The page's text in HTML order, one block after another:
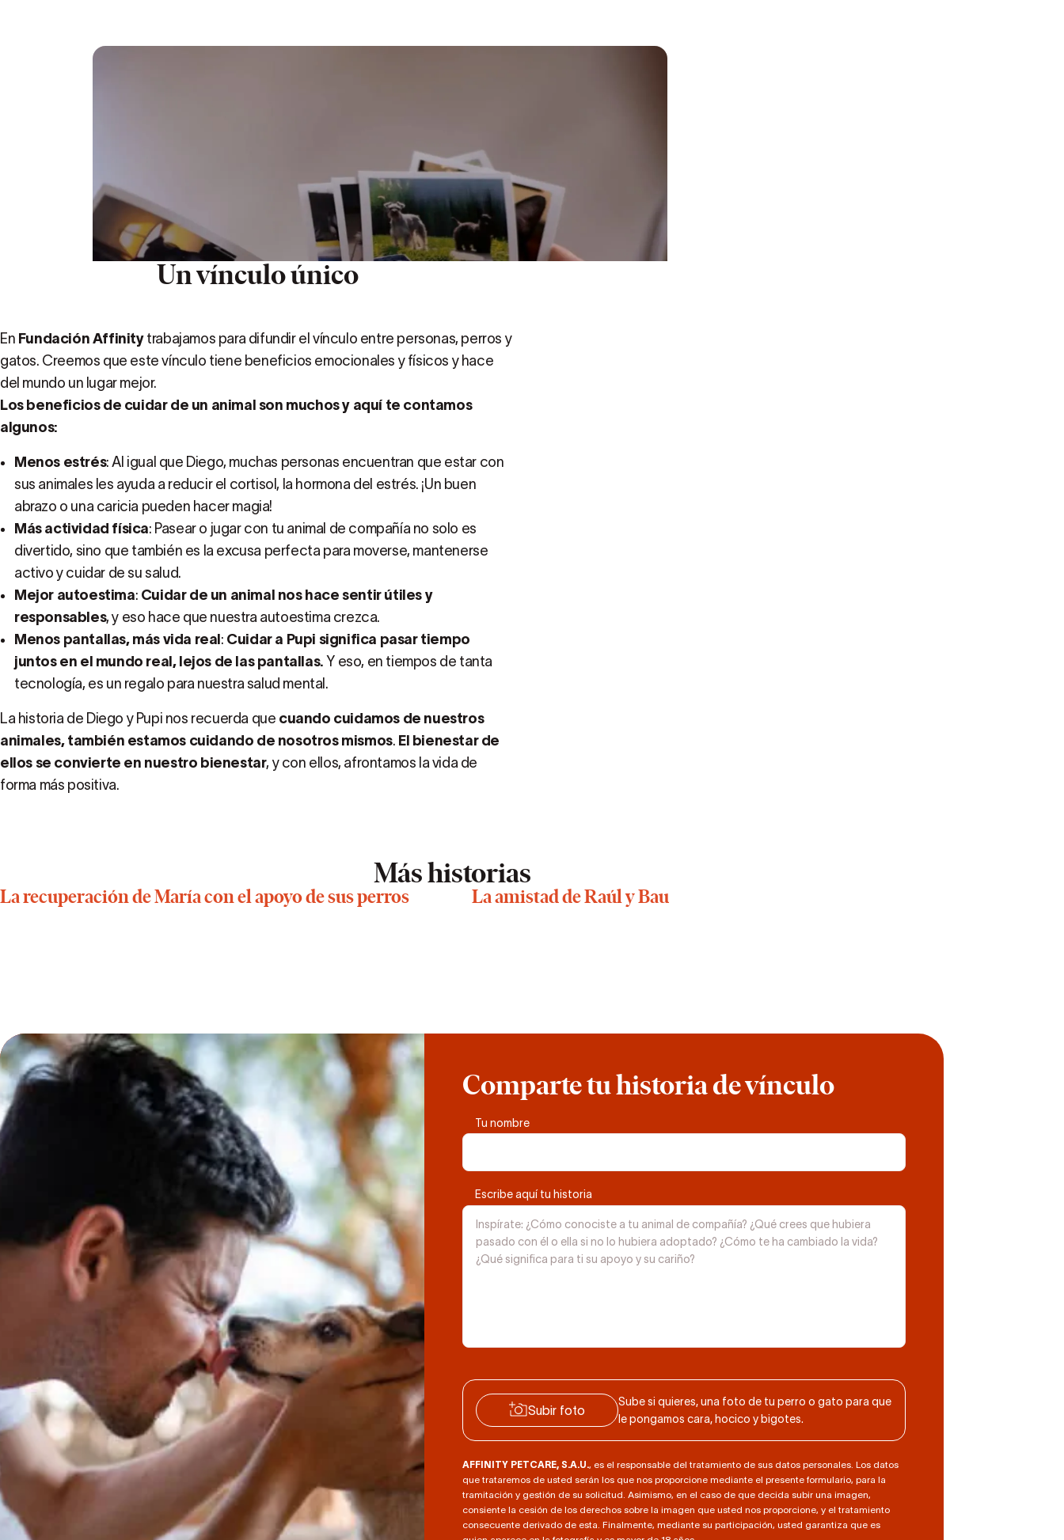
Un vínculo único
En Fundación Affinitytrabajamos para difundir el vínculo entre personas, perros y
gatos. Creemos que este vínculo tiene beneficios emocionales y físicos y hace
del mundo un lugar mejor.
Los beneficios de cuidar de un animal son muchos y aquí te contamos
algunos:
Menos estrés: Al igual que Diego, muchas personas encuentran que estar con
sus animales les ayuda a reducir el cortisol, la hormona del estrés. ¡Un buen
abrazo o una caricia pueden hacer magia!
Más actividad física: Pasear o jugar con tu animal de compañía no solo es
divertido, sino que también es la excusa perfecta para moverse, mantenerse
activo y cuidar de su salud.
Mejor autoestima: Cuidar de un animal nos hace sentir útiles y
responsables, y eso hace que nuestra autoestima crezca.
Menos pantallas, más vida real : Cuidar a Pupi significa pasar tiempo
juntos en el mundo real, lejos de las pantallas. Y eso, en tiempos de tanta
tecnología, es un regalo para nuestra salud mental.
La historia de Diego y Pupi nos recuerda que cuando cuidamos de nuestros
animales, también estamos cuidando de nosotros mismos. El bienestar de
ellos se convierte en nuestro bienestar, y con ellos, afrontamos la vida de
forma más positiva.
Más historias
La recuperación de María con el apoyo de sus perros La amistad de Raúl y Bau
Comparte tu historia de vínculo
Tu nombre
Escribe aquí tu historia
Subir foto
Sube si quieres, una foto de tu perro o gato para que
le pongamos cara, hocico y bigotes.
AFFINITY PETCARE, S.A.U., es el responsable del tratamiento de sus datos personales. Los datos
que trataremos de usted serán los que nos proporcione mediante el presente formulario, para la
tramitación y gestión de su solicitud. Asimismo, en el caso de que decida subir una imagen,
consiente la cesión de los derechos sobre la imagen que usted nos proporcione, y el tratamiento
consecuente derivado de esta. Finalmente, mediante su participación, usted garantiza que es